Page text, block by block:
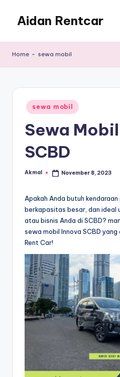
content
Aidan Rentcar
Murah
Home - sewa mobil
Posted
in
sewa mobil
Sewa
SCBD
Posted
Akmal November 8, 2023
Apakah Anda butuh kendaraan
berkapasitas besar, dan ideal
atau bisnis Anda di SCBD?
sewa mobil Innova SCBD
Rent Car!